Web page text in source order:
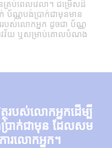
រប់ពេលវេលា។ ជម្រើសដ៏
ក់ ប័ណ្ណបង់ប្រាក់ជាមុនមាន
រ​របស់លោកអ្នក​ ដូចជា​ ប័ណ្ណ
យុវវ័យ ឬសម្រាប់គោលបំណង
ថុ​របស់លោកអ្នក​ដើម្បី
ាក់ជាមុន ដែលសម
រលោកអ្នក។